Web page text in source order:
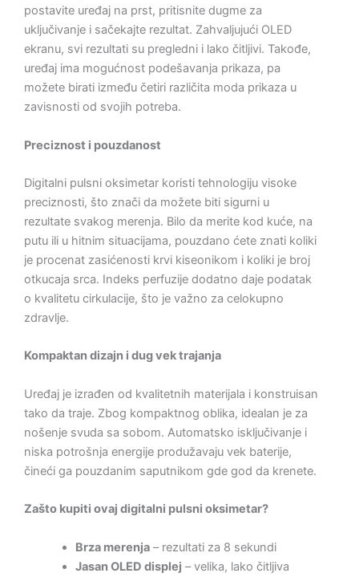
postavite uređaj na prst, pritisnite dugme za
uključivanje i sačekajte rezultat. Zahvaljujući OLED
ekranu, svi rezultati su pregledni i lako čitljivi. Takođe,
uređaj ima mogućnost podešavanja prikaza, pa
možete birati između četiri različita moda prikaza u
zavisnosti od svojih potreba.
Preciznost i pouzdanost
Digitalni pulsni oksimetar koristi tehnologiju visoke
preciznosti, što znači da možete biti sigurni u
rezultate svakog merenja. Bilo da merite kod kuće, na
putu ili u hitnim situacijama, pouzdano ćete znati koliki
je procenat zasićenosti krvi kiseonikom i koliki je broj
otkucaja srca. Indeks perfuzije dodatno daje podatak
o kvalitetu cirkulacije, što je važno za celokupno
zdravlje.
Kompaktan dizajn i dug vek trajanja
Uređaj je izrađen od kvalitetnih materijala i konstruisan
tako da traje. Zbog kompaktnog oblika, idealan je za
nošenje svuda sa sobom. Automatsko isključivanje i
niska potrošnja energije produžavaju vek baterije,
čineći ga pouzdanim saputnikom gde god da krenete.
Zašto kupiti ovaj digitalni pulsni oksimetar?
Brza merenja– rezultati za 8 sekundi
Jasan OLED displej – velika, lako čitljiva